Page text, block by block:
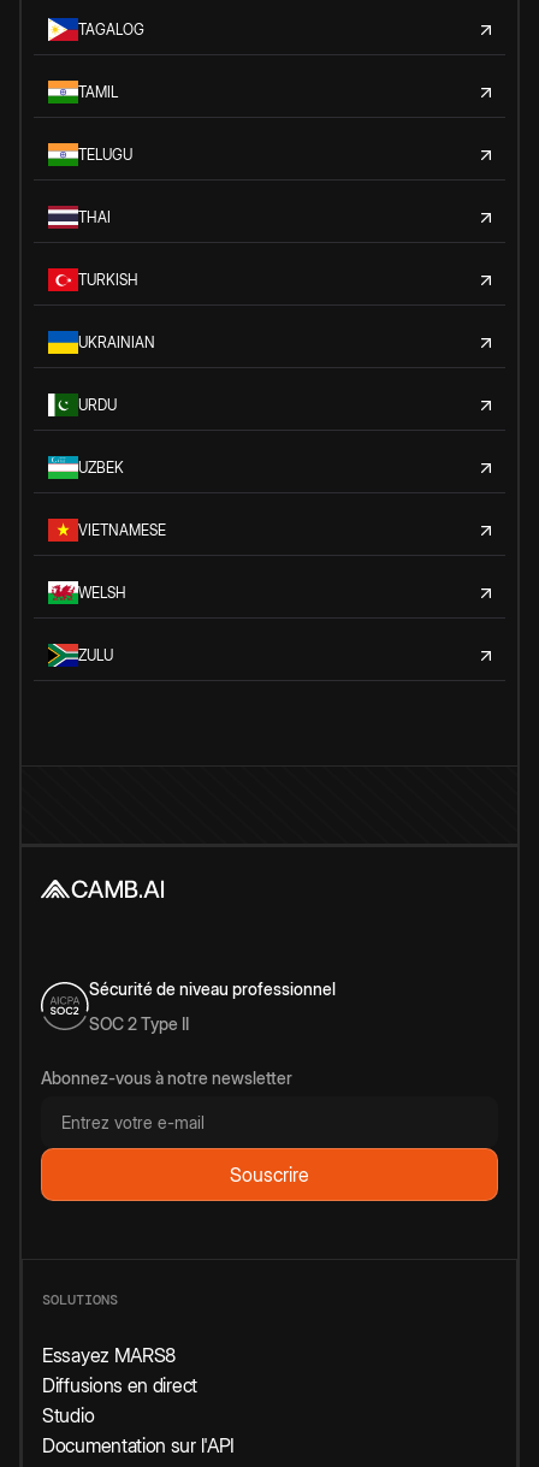
TAGALOG
TAMIL
TELUGU
THAI
TURKISH
UKRAINIAN
URDU
UZBEK
VIETNAMESE
WELSH
ZULU
Sécurité de niveau professionnel
SOC 2 Type II
Abonnez-vous à notre newsletter
SOLUTIONS
Essayez MARS8
Diffusions en direct
Studio
Documentation sur l'API